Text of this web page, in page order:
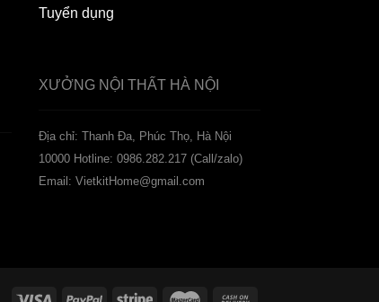
Tuyển dụng
XƯỞNG NỘI THẤT HÀ NỘI
️Địa chỉ: Thanh Đa, Phúc Thọ, Hà Nội
10000 Hotline: 0986.282.217 (Call/zalo)
Email: VietkitHome@gmail.com